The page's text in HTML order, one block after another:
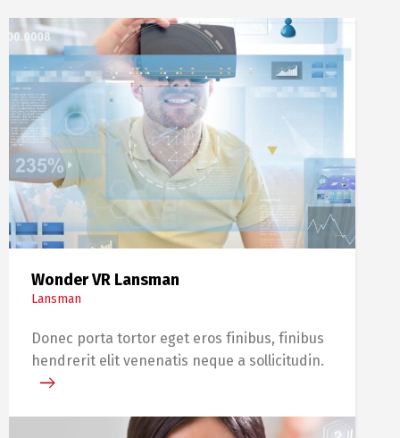
Wonder VR Lansman
Lansman
Donec porta tortor eget eros finibus, finibus
hendrerit elit venenatis neque a sollicitudin.